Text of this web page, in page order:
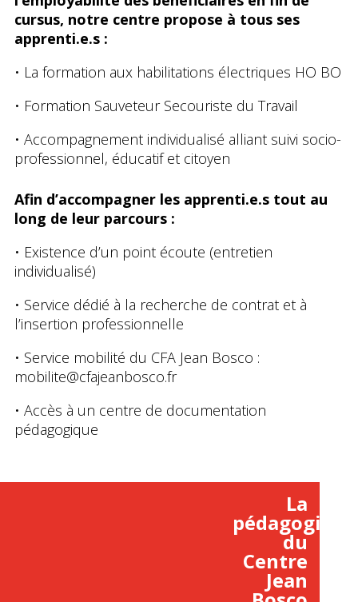
cursus, notre centre propose à tous ses
apprenti.e.s :
• La formation aux habilitations électriques HO BO
• Formation Sauveteur Secouriste du Travail
• Accompagnement individualisé alliant suivi socio-
professionnel, éducatif et citoyen
Afin d’accompagner les apprenti.e.s tout au
long de leur parcours :
• Existence d’un point écoute (entretien
individualisé)
• Service dédié à la recherche de contrat et à
l’insertion professionnelle
• Service mobilité du CFA Jean Bosco :
mobilite@cfajeanbosco.fr
• Accès à un centre de documentation
pédagogique
La
pédagogie
du
Centre
Jean